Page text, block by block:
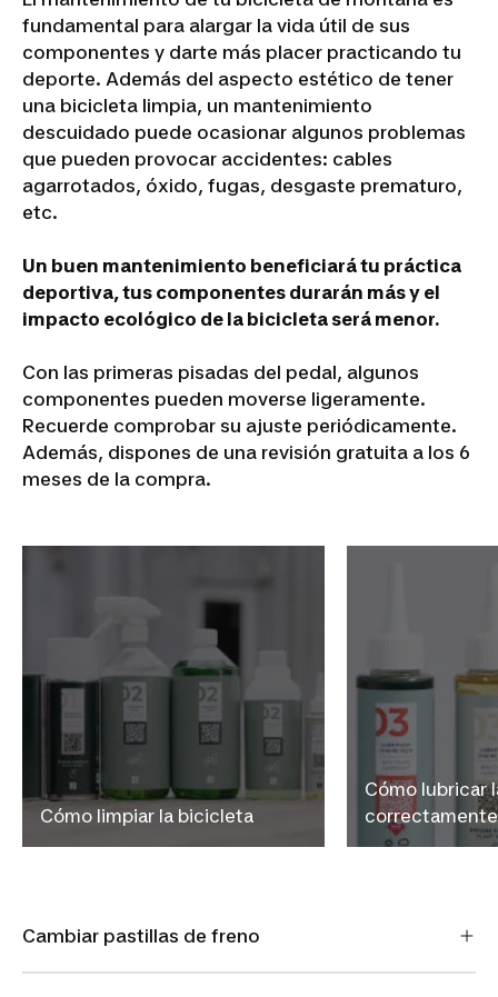
fundamental para alargar la vida útil de sus
componentes y darte más placer practicando tu
deporte. Además del aspecto estético de tener
una bicicleta limpia, un mantenimiento
descuidado puede ocasionar algunos problemas
que pueden provocar accidentes: cables
agarrotados, óxido, fugas, desgaste prematuro,
etc.
Un buen mantenimiento beneficiará tu práctica
deportiva, tus componentes durarán más y el
impacto ecológico de la bicicleta será menor.
Con las primeras pisadas del pedal, algunos
componentes pueden moverse ligeramente.
Recuerde comprobar su ajuste periódicamente.
Además, dispones de una revisión gratuita a los 6
meses de la compra.
Cómo limpiar la bicicleta
Cómo lubricar
correctamente
Cambiar pastillas de freno